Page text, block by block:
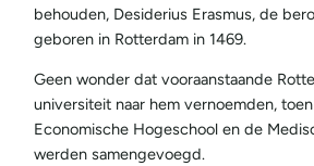
behouden, Desiderius Erasmus, de
geboren in Rotterdam in 1469.
Geen wonder dat vooraanstaande
universiteit naar hem vernoemden,
Economische Hogeschool en de
werden samengevoegd.